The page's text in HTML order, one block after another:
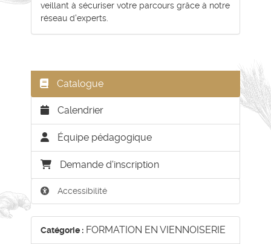
veillant à sécuriser votre parcours grâce à notre
réseau d'experts.
Catalogue
Calendrier
Équipe pédagogique
Demande d'inscription
Accessibilité
Catégorie : FORMATION EN VIENNOISERIE